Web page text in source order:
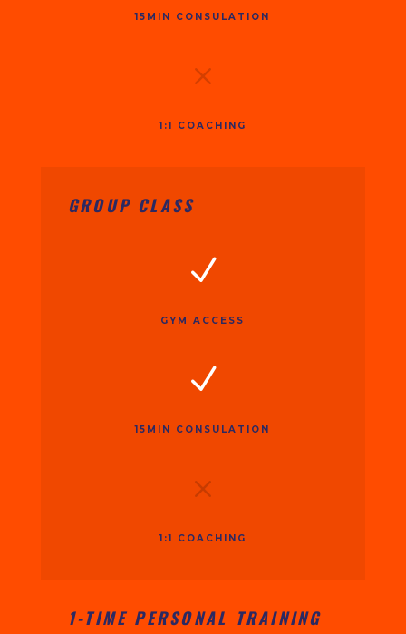
15MIN CONSULATION
M
1:1 COACHING
GROUP CLASS
N
GYM ACCESS
N
15MIN CONSULATION
M
1:1 COACHING
1-TIME PERSONAL TRAINING